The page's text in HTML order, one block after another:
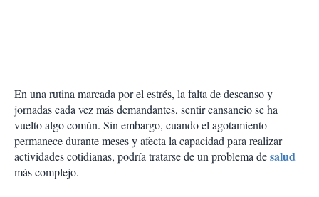
En una rutina marcada por el estrés, la falta de descanso y
jornadas cada vez más demandantes, sentir cansancio se ha
vuelto algo común. Sin embargo, cuando el agotamiento
permanece durante meses y afecta la capacidad para realizar
actividades cotidianas, podría tratarse de un problema desalud
más complejo.